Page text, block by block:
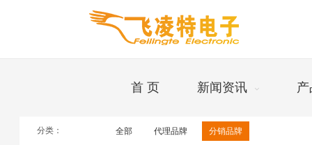
首 页 新闻资讯
分类： 全部 代理品牌 分销品牌